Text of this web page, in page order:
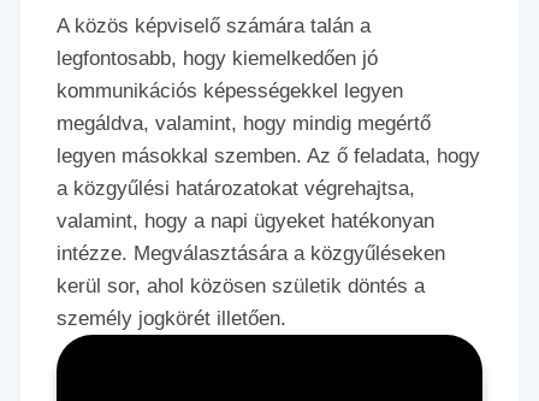
A közös képviselő számára talán a
legfontosabb, hogy kiemelkedően jó
kommunikációs képességekkel legyen
megáldva, valamint, hogy mindig megértő
legyen másokkal szemben. Az ő feladata, hogy
a közgyűlési határozatokat végrehajtsa,
valamint, hogy a napi ügyeket hatékonyan
intézze. Megválasztására a közgyűléseken
kerül sor, ahol közösen születik döntés a
személy jogkörét illetően.